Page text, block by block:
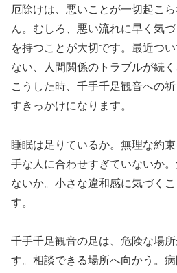
厄除けは、悪いことが一切起こ
ん。むしろ、悪い流れに早く気
を持つことが大切です。最近つ
ない、人間関係のトラブルが続
こうした時、千手千足観音への
すきっかけになります。
睡眠は足りているか。無理な約
手な人に合わせすぎていないか
ないか。小さな違和感に気づく
す。
千手千足観音の足は、危険な場
す。相談できる場所へ向かう。